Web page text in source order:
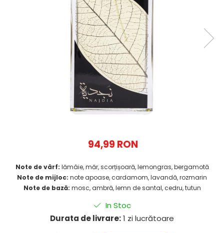
94,99 RON
Note de vârf: lămâie, măr, scorțișoară, lemongras, bergamotă
Note de mijloc: note apoase, cardamom, lavandă, rozmarin
Note de bază: mosc, ambră, lemn de santal, cedru, tutun
In Stoc
Durata de livrare:1 zi lucrătoare